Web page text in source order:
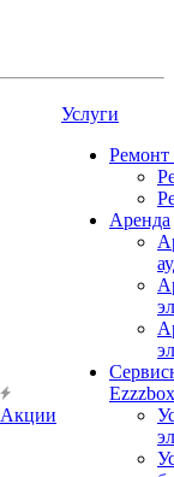
Акции
Услуги
Ремонт
Аренда
Ezzzbox